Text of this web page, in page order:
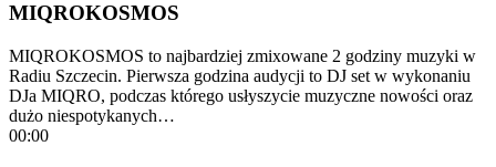
MIQROKOSMOS
MIQROKOSMOS to najbardziej zmixowane 2 godziny muzyki w
Radiu Szczecin. Pierwsza godzina audycji to DJ set w wykonaniu
DJa MIQRO, podczas którego usłyszycie muzyczne nowości oraz
dużo niespotykanych…
00:00